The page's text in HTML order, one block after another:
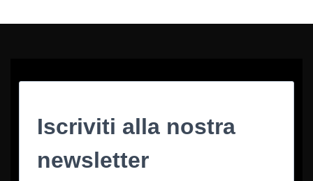
Iscriviti alla nostra
newsletter